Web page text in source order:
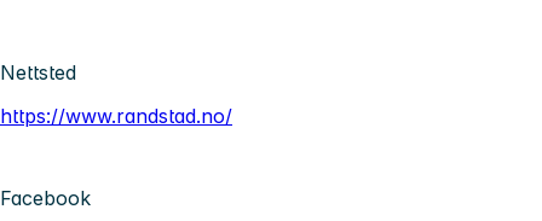
Nettsted
https://www.randstad.no/
Facebook